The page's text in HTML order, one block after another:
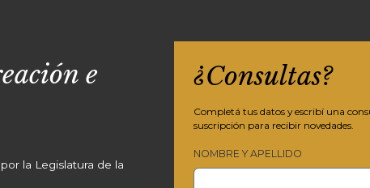
e
la Legislatura de la
¿Consultas?
Completá tus datos y escribí una
suscripción para recibir novedades.
NOMBRE Y APELLIDO